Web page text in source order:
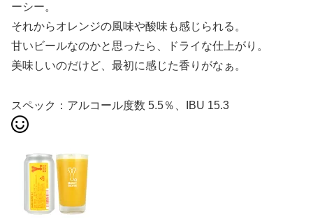
ーシー。
それからオレンジの風味や酸味も感じられる。
甘いビールなのかと思ったら、ドライな仕上がり。
美味しいのだけど、最初に感じた香りがなぁ。
スペック：アルコール度数 5.5％、IBU 15.3